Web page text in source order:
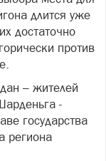
длится уже
достаточно
против
– жителей
-
государства
региона